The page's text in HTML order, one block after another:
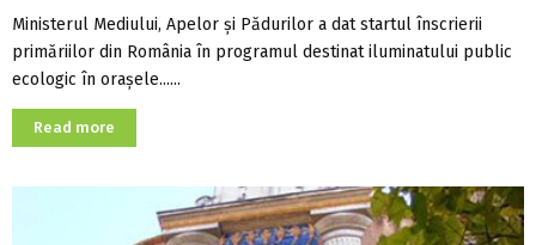
Ministerul Mediului, Apelor și Pădurilor a dat startul înscrierii
primăriilor din România în programul destinat iluminatului public
ecologic în orașele......
Read more